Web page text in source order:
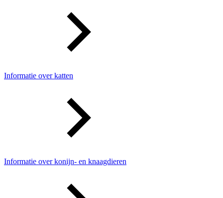
Informatie over katten
Informatie over konijn- en knaagdieren